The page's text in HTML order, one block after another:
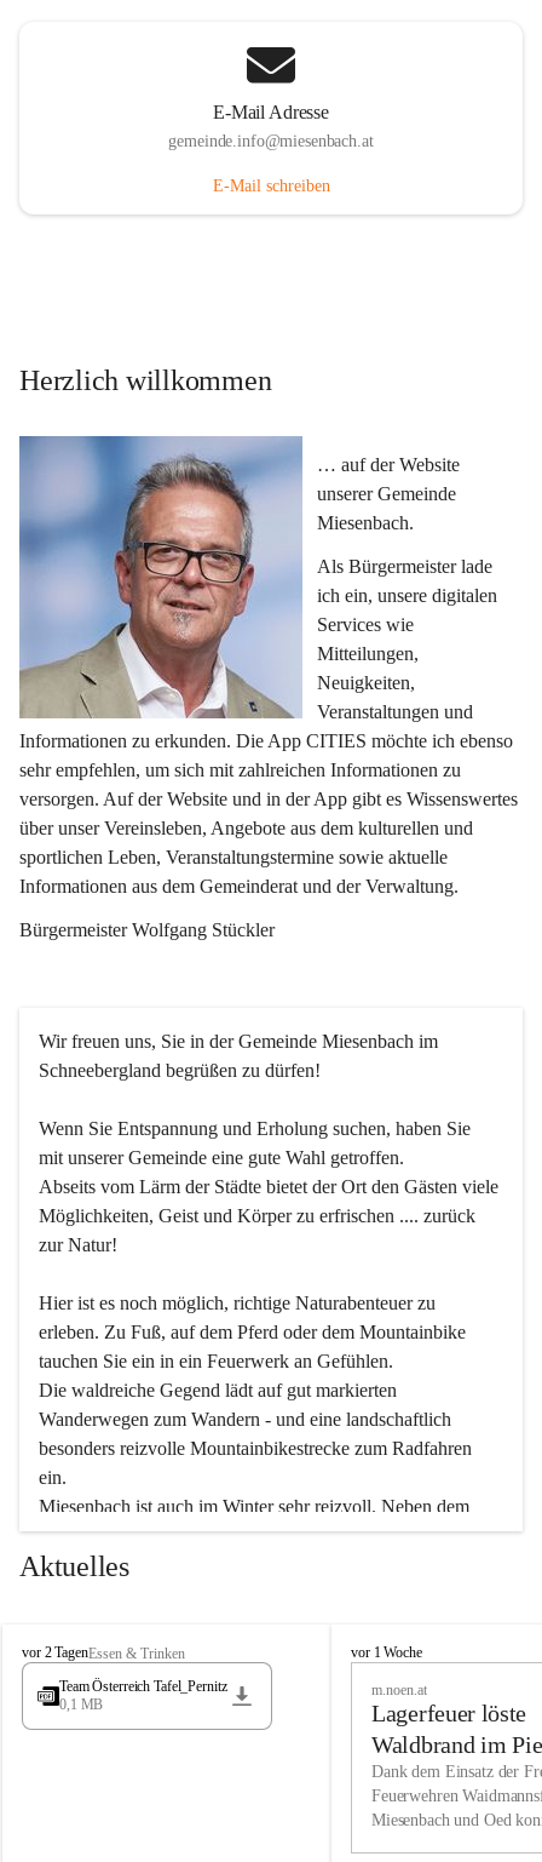
E-Mail Adresse
gemeinde.info@miesenbach.at
E-Mail schreiben
Herzlich willkommen
… auf der Website
unserer Gemeinde
Miesenbach.
Als Bürgermeister lade
ich ein, unsere digitalen
Services wie
Mitteilungen,
Neuigkeiten,
Veranstaltungen und
Informationen zu erkunden. Die App CITIES möchte ich ebenso
sehr empfehlen, um sich mit zahlreichen Informationen zu
versorgen. Auf der Website und in der App gibt es Wissenswertes
über unser Vereinsleben, Angebote aus dem kulturellen und
sportlichen Leben, Veranstaltungstermine sowie aktuelle
Informationen aus dem Gemeinderat und der Verwaltung.
Bürgermeister Wolfgang Stückler
Wir freuen uns, Sie in der Gemeinde Miesenbach im
Schneebergland begrüßen zu dürfen!
Wenn Sie Entspannung und Erholung suchen, haben Sie
mit unserer Gemeinde eine gute Wahl getroffen.
Abseits vom Lärm der Städte bietet der Ort den Gästen viele
Möglichkeiten, Geist und Körper zu erfrischen .... zurück
zur Natur!
Hier ist es noch möglich, richtige Naturabenteuer zu
erleben. Zu Fuß, auf dem Pferd oder dem Mountainbike
tauchen Sie ein in ein Feuerwerk an Gefühlen.
Die waldreiche Gegend lädt auf gut markierten
Wanderwegen zum Wandern - und eine landschaftlich
besonders reizvolle Mountainbikestrecke zum Radfahren
ein.
Miesenbach ist auch im Winter sehr reizvoll. Neben dem
Eisstockschießen gibt es auf dem nahe gelegenen Unterberg
wunderschöne Naturschneepisten, die zum Schifahren oder
vielfältige Angebot unserer Kulturvereine.
Überzeugen Sie sich selbst, dass Sie in Miesenbach sowie
in den Beherbergungsbetrieben, Gaststätten und urigen
Wir kennen Miesenbach als lebens- und liebenswerten Ort.
Tradition und Innovation werden ebenso groß geschrieben
Aktuelles
M
i
s
vor 2 TagenEssen & Trinken
Team Österreich Tafel_Pernitz
0,1 MB
M
h
vor 1 Woche
m.noen.at
Lagerfeuer löste
Waldbrand im
aus
Dank dem Einsatz der
Feuerwehren
Miesenbach und Oed